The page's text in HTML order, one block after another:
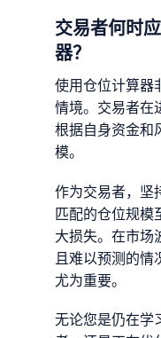
交易者何时
器？
使用仓位计算器
情境。交易者在
根据自身资金和
模。
作为交易者，坚
匹配的仓位规模
大损失。在市场
且难以预测的情
尤为重要。
无论您是仍在学